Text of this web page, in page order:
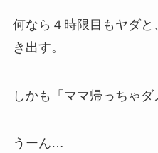
何なら ４時限目もヤダと
き出す。
しかも 「ママ帰っちゃダ
うーん…